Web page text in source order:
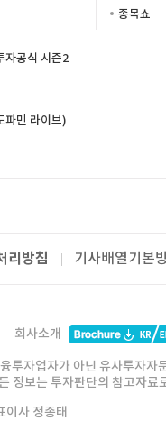
자공식 시즌2
파민 라이브)
종목쇼
리방침 기사배열기본
한국경제신문 한국경제
한국경제TV앱
회사소개
투자업자가 아닌 유사투자
정보는 투자판단의 참고자
이사 정종태